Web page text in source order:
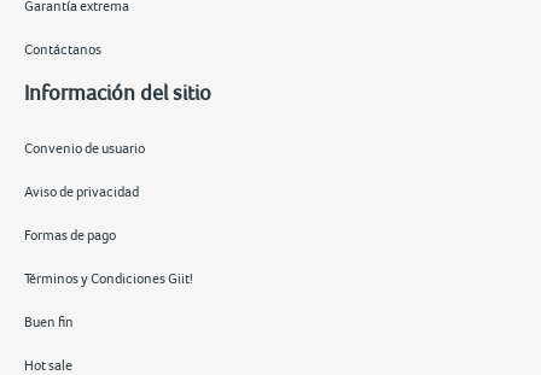
Garantía extrema
Contáctanos
Información del sitio
Convenio de usuario
Aviso de privacidad
Formas de pago
Términos y Condiciones Giit!
Buen fin
Hot sale